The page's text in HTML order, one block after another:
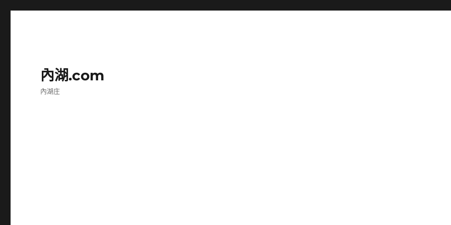
內湖.com
內湖庄